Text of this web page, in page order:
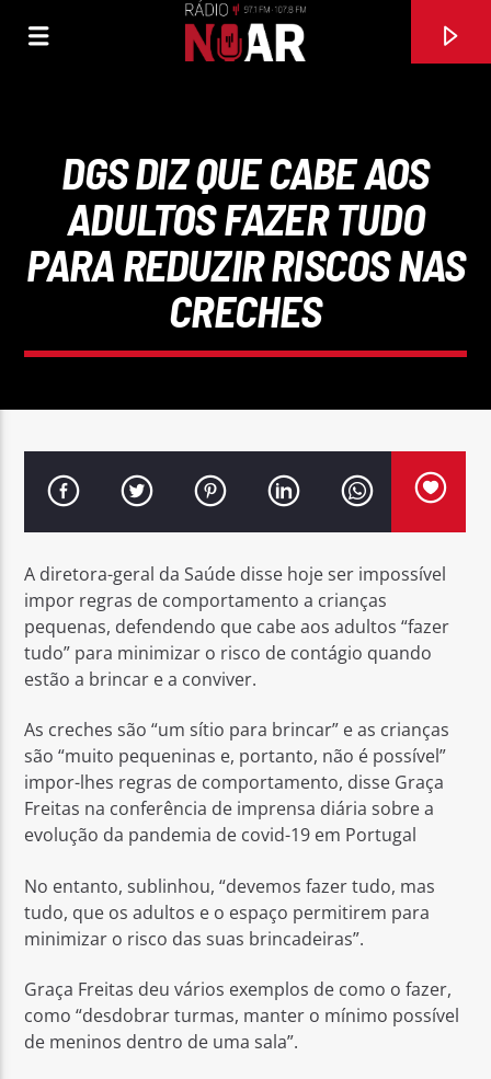
FAIXA ATUAL
SOU FILHA DE PORTUGAL
ELENA CORREIA
Rádio No ar
DGS DIZ QUE CABE AOS
ADULTOS FAZER TUDO
PARA REDUZIR RISCOS NAS
CRECHES
A diretora-geral da Saúde disse hoje ser impossível
impor regras de comportamento a crianças
pequenas, defendendo que cabe aos adultos “fazer
tudo” para minimizar o risco de contágio quando
estão a brincar e a conviver.
As creches são “um sítio para brincar” e as crianças
são “muito pequeninas e, portanto, não é possível”
impor-lhes regras de comportamento, disse Graça
Freitas na conferência de imprensa diária sobre a
evolução da pandemia de covid-19 em Portugal
No entanto, sublinhou, “devemos fazer tudo, mas
tudo, que os adultos e o espaço permitirem para
minimizar o risco das suas brincadeiras”.
Graça Freitas deu vários exemplos de como o fazer,
como “desdobrar turmas, manter o mínimo possível
de meninos dentro de uma sala”.